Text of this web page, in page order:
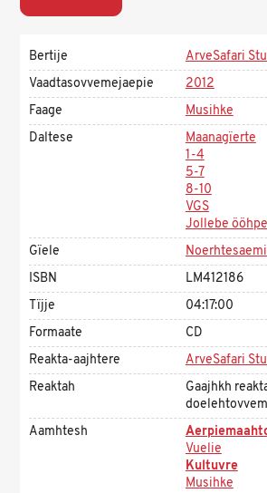
Bertije
ArveSafari
Vaadtasovvemejaepie
2012
Faage
Musihke
Daltese
Maanagïerte
1-4
5-7
8-10
VGS
Jollebe
Gïele
ISBN
LM412186
Tïjje
04:17:00
Formaate
CD
Reakta-aajhtere
ArveSafari
Reaktah
Gaajhkh
Aamhtesh
Vuelie
Kultuvre
Musihke